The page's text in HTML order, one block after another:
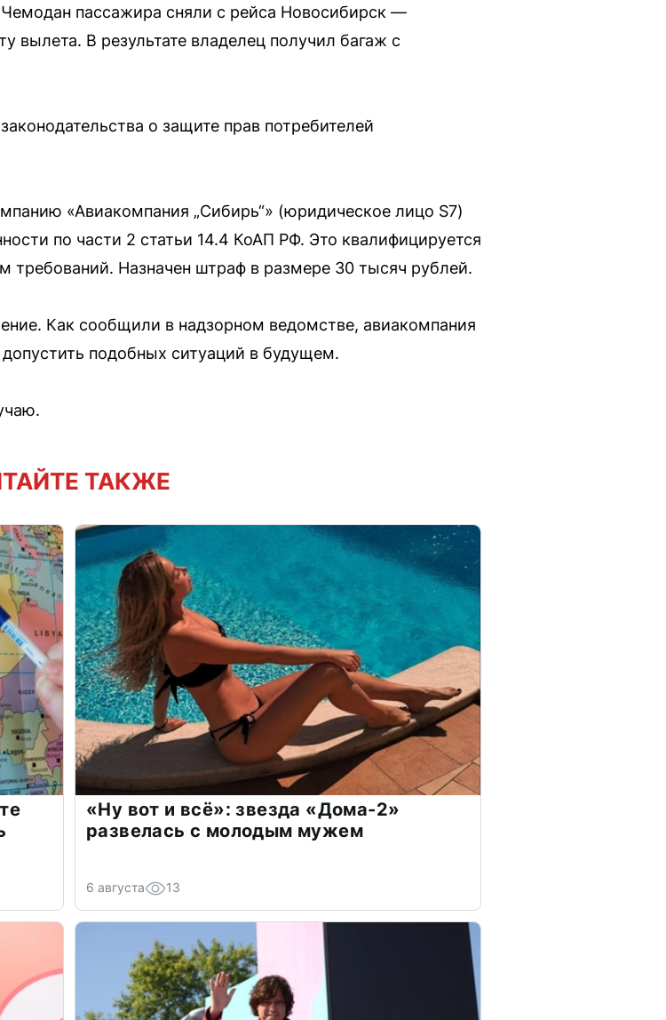
пассажира сняли с рейса Новосибирск —
вылета. В результате владелец получил багаж с
о защите прав потребителей
«Авиакомпания „Сибирь“» (юридическое лицо S7)
по части 2 статьи 14.4 КоАП РФ. Это квалифицируется
требований. Назначен штраф в размере 30 тысяч рублей.
Как сообщили в надзорном ведомстве, авиакомпания
подобных ситуаций в будущем.
ТАКЖЕ
«Ну вот и всё»: звезда «Дома-2»
развелась с молодым мужем
6 августа 13